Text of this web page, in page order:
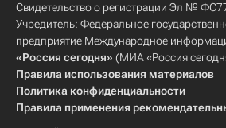
Свидетельство о регистрации Эл №
Учредитель: Федеральное
предприятие Международное
«Россия сегодня» (МИА «Россия
Правила использования материалов
Политика конфиденциальности
Правила применения